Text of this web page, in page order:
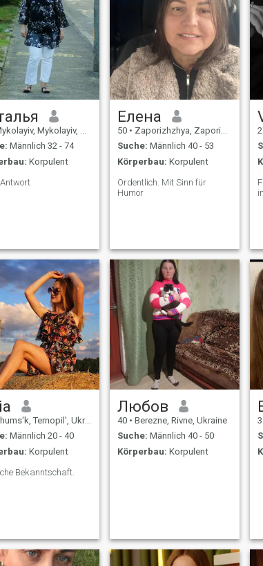
Mykolayiv, Ukraine
Männlich 32 - 74
Korpulent
Елена
50 • Zaporizhzhya, Zaporizhzhya, Ukraine
Suche: Männlich 40 - 53
Körperbau: Korpulent
Ordentlich. Mit Sinn für
Humor
Ternopil', Ukraine
Männlich 20 - 40
Korpulent
Bekanntschaft.
Любов
40 • Berezne, Rivne, Ukraine
Suche: Männlich 40 - 50
Körperbau: Korpulent